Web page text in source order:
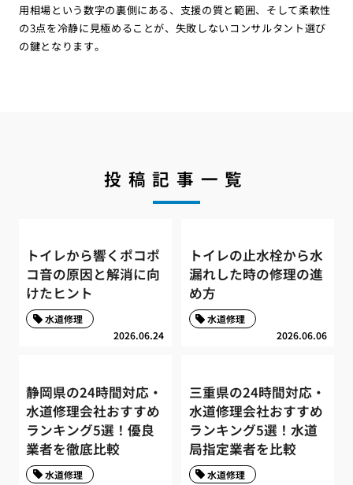
用相場という数字の裏側にある、支援の質と範囲、そして柔軟性
の3点を冷静に見極めることが、失敗しないコンサルタント選び
の鍵となります。
投稿記事一覧
トイレから響くポコポ
コ音の原因と解消に向
けたヒント
2026.06.24
水道修理
トイレの止水栓から水
漏れした時の修理の進
め方
2026.06.06
水道修理
静岡県の24時間対応・
水道修理会社おすすめ
ランキング5選！優良
業者を徹底比較
水道修理
三重県の24時間対応・
水道修理会社おすすめ
ランキング5選！水道
局指定業者を比較
水道修理